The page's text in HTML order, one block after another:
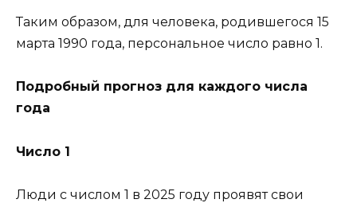
Таким образом, для человека, родившегося 15
марта 1990 года, персональное число равно 1.
Подробный прогноз для каждого числа
года
Число 1
Люди с числом 1 в 2025 году проявят свои